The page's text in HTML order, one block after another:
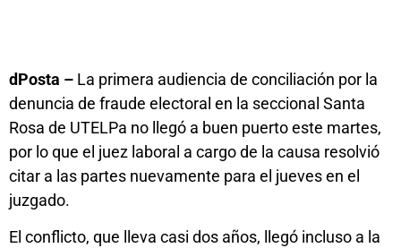
dPosta – La primera audiencia de conciliación por la
denuncia de fraude electoral en la seccional Santa
Rosa de UTELPa no llegó a buen puerto este martes,
por lo que el juez laboral a cargo de la causa resolvió
citar a las partes nuevamente para el jueves en el
juzgado.
El conflicto, que lleva casi dos años, llegó incluso a la